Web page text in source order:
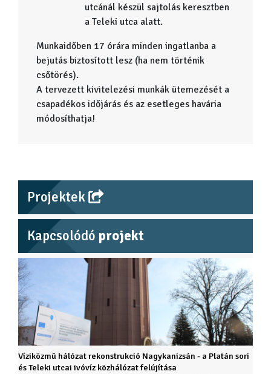
utcánál készül sajtolás keresztben
a Teleki utca alatt.
Munkaidőben 17 órára minden ingatlanba a
bejutás biztosított lesz (ha nem történik
csőtörés).
A tervezett kivitelezési munkák ütemezését a
csapadékos időjárás és az esetleges havária
módosíthatja!
Projektek
Kapcsolódó projekt
Víziközmû hálózat rekonstrukció Nagykanizsán - a Platán sori
és Teleki utcai ivóvíz közhálózat felújítása